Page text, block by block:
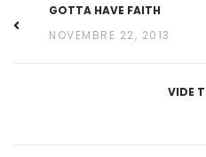
GOTTA HAVE FAITH
NOVEMBRE 22, 2013
VIDE